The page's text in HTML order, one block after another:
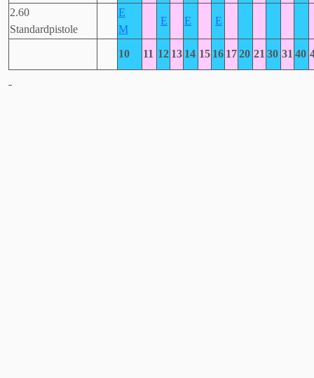
2.60
Standardpistole
E
M
E E E
10 11 12 13 14 15 16 1720 21 30 31 40